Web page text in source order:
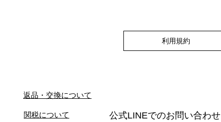
利用規約
返品・交換について
関税について 公式LINEでのお問い合わせ